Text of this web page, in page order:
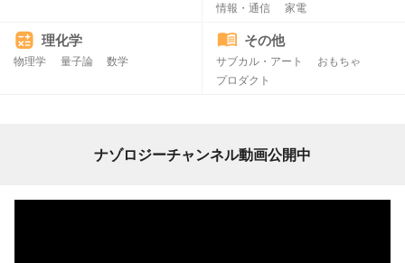
情報・通信
家電
理化学
物理学 量子論 数学
その他
サブカル・アート
おもちゃ
プロダクト
ナゾロジーチャンネル動画公開中